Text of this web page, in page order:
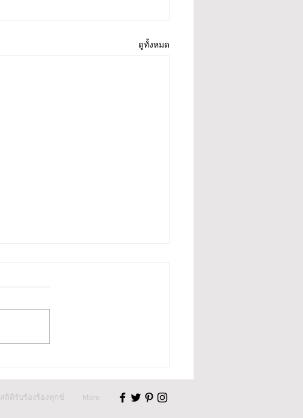
ดูทั้งหมด
ร้อง "ปวีณา" แจ้งว่าลูกเพิ่งผ่า
คลอดอาการวิกฤติก่อนดับ
สถิติรับร้องร้องทุกข์ More